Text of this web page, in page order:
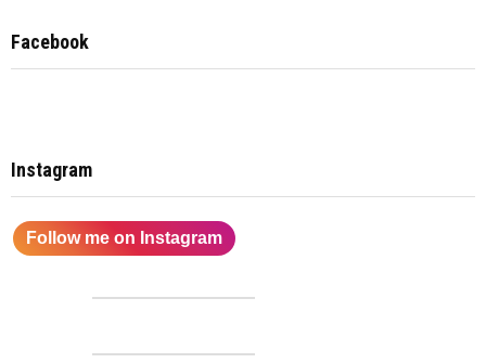
Facebook
Instagram
Follow me on Instagram